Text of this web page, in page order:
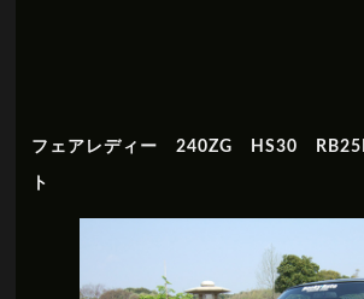
フェアレディー 240ZG HS30
ト